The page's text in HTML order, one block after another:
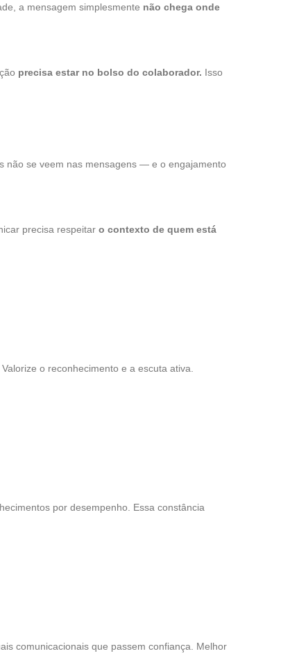
a mensagem simplesmente não chega onde
precisa estar no bolso do colaborador. Isso
não se veem nas mensagens — e o engajamento
precisa respeitar o contexto de quem está
. Valorize o reconhecimento e a escuta ativa.
por desempenho. Essa constância
comunicacionais que passem confiança. Melhor